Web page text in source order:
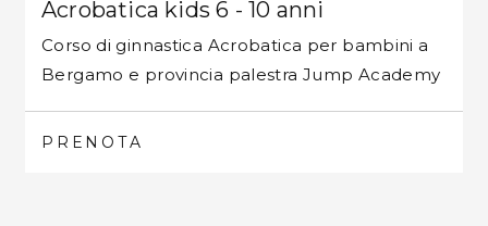
Acrobatica kids 6 - 10 anni
Corso di ginnastica Acrobatica per bambini a
Bergamo e provincia palestra Jump Academy
PRENOTA